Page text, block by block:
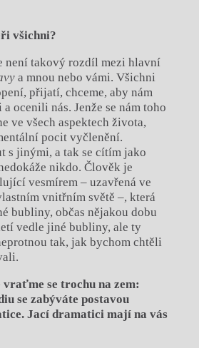
všichni?
není takový rozdíl mezi hlavní
a mnou nebo vámi. Všichni
přijatí, chceme, aby nám
ocenili nás. Jenže se nám toho
ve všech aspektech života,
pocit vyčlenění.
s jinými, a tak se cítím jako
nikdo. Člověk je
vesmírem – uzavřená ve
vnitřním světě –, která
bubliny, občas nějakou dobu
vedle jiné bubliny, ale ty
tak, jak bychom chtěli
vraťme se trochu na zem:
se zabýváte postavou
Jací dramatici mají na vás